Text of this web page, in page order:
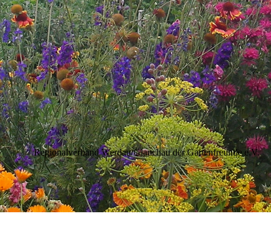
Regionalverband Werdau/Glauchau der Gartenfreunde e.V.